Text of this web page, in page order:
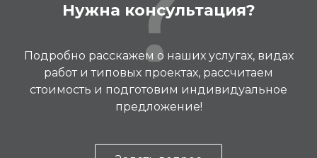
Нужна консультация?
Подробно расскажем о наших услугах, видах
работ и типовых проектах, рассчитаем
стоимость и подготовим индивидуальное
предложение!